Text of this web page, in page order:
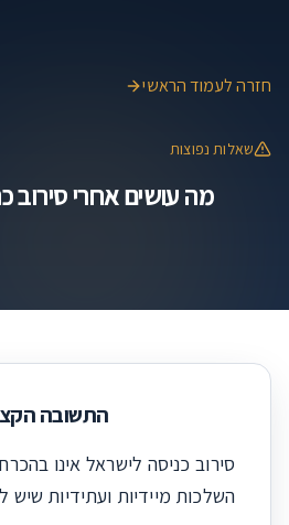
חזרה לעמוד הראשי
שאלות נפוצות
מה עושים אחרי סירוב
התשובה
סירוב כניסה לישראל אינו
השלכות מיידיות ועתידיות שיש